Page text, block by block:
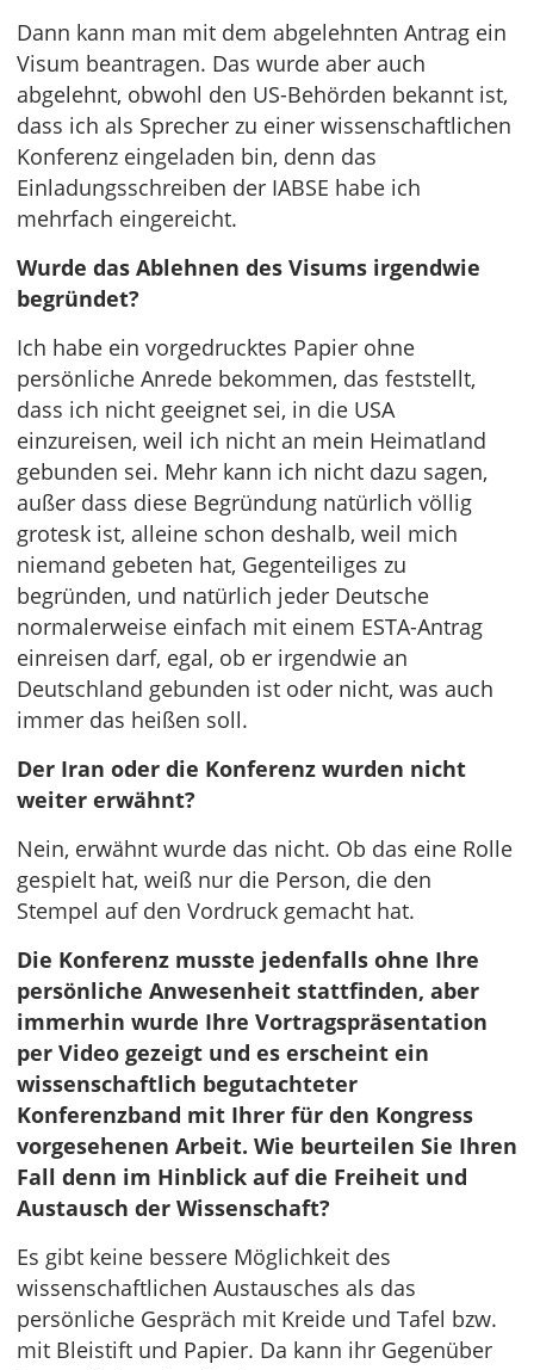
Dann kann man mit dem abgelehnten Antrag ein
Visum beantragen. Das wurde aber auch
abgelehnt, obwohl den US-Behörden bekannt ist,
dass ich als Sprecher zu einer wissenschaftlichen
Konferenz eingeladen bin, denn das
Einladungsschreiben der IABSE habe ich
mehrfach eingereicht.
Wurde das Ablehnen des Visums irgendwie
begründet?
Ich habe ein vorgedrucktes Papier ohne
persönliche Anrede bekommen, das feststellt,
dass ich nicht geeignet sei, in die USA
einzureisen, weil ich nicht an mein Heimatland
gebunden sei. Mehr kann ich nicht dazu sagen,
außer dass diese Begründung natürlich völlig
grotesk ist, alleine schon deshalb, weil mich
niemand gebeten hat, Gegenteiliges zu
begründen, und natürlich jeder Deutsche
normalerweise einfach mit einem ESTA-Antrag
einreisen darf, egal, ob er irgendwie an
Deutschland gebunden ist oder nicht, was auch
immer das heißen soll.
Der Iran oder die Konferenz wurden nicht
weiter erwähnt?
Nein, erwähnt wurde das nicht. Ob das eine Rolle
gespielt hat, weiß nur die Person, die den
Stempel auf den Vordruck gemacht hat.
Die Konferenz musste jedenfalls ohne Ihre
persönliche Anwesenheit stattfinden, aber
immerhin wurde Ihre Vortragspräsentation
per Video gezeigt und es erscheint ein
wissenschaftlich begutachteter
Konferenzband mit Ihrer für den Kongress
vorgesehenen Arbeit. Wie beurteilen Sie Ihren
Fall denn im Hinblick auf die Freiheit und
Austausch der Wissenschaft?
Es gibt keine bessere Möglichkeit des
wissenschaftlichen Austausches als das
persönliche Gespräch mit Kreide und Tafel bzw.
mit Bleistift und Papier. Da kann ihr Gegenüber